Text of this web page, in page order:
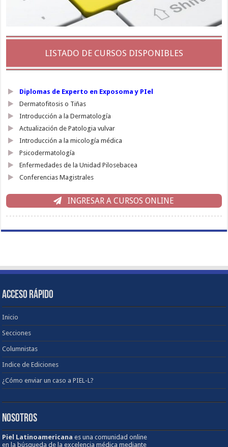
LISTADO DE CURSOS DISPONIBLES
Diplomas de Experto en Exposoma y PIel
Dermatofitosis o Tiñas
Introducción a la Dermatología
Actualización de Patologia vulvar
Introducción a la micología médica
Psicodermatología
Enfermedades de la Unidad Pilosebacea
Conferencias Magistrales
INGRESAR A CURSOS ONLINE
ACCESO RÁPIDO
Inicio
Secciones
Columnistas
Indice de Ediciones
¿Cómo enviar un caso a PIEL-L?
NOSOTROS
Piel Latinoamericanaes una comunidad online
en la búsqueda de la excelencia médica mediante